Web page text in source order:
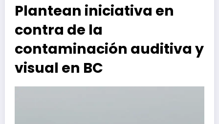
Plantean iniciativa en
contra de la
contaminación auditiva y
visual en BC